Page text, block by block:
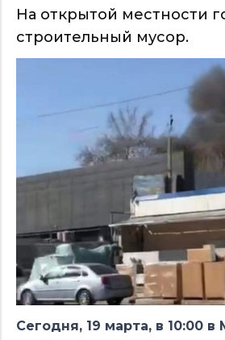
На открытой местности
строительный мусор.
Сегодня, 19 марта, в 10:00